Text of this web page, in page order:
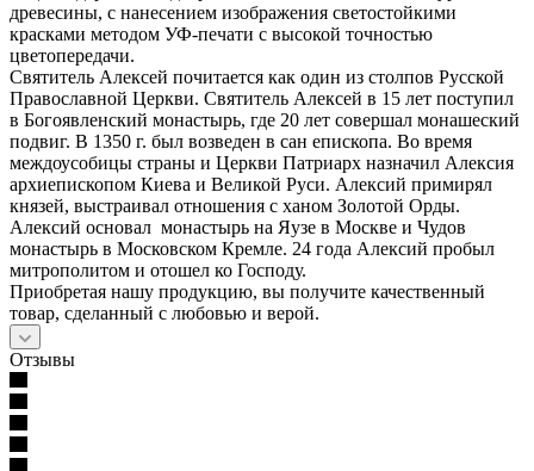
древесины, с нанесением изображения светостойкими
красками методом УФ-печати с высокой точностью
цветопередачи.
Святитель Алексей почитается как один из столпов Русской
Православной Церкви. Святитель Алексей в 15 лет поступил
в Богоявленский монастырь, где 20 лет совершал монашеский
подвиг. В 1350 г. был возведен в сан епископа. Во время
междоусобицы страны и Церкви Патриарх назначил Алексия
архиепископом Киева и Великой Руси. Алексий примирял
князей, выстраивал отношения с ханом Золотой Орды.
Алексий основал монастырь на Яузе в Москве и Чудов
монастырь в Московском Кремле. 24 года Алексий пробыл
митрополитом и отошел ко Господу.
Приобретая нашу продукцию, вы получите качественный
товар, сделанный с любовью и верой.
Отзывы